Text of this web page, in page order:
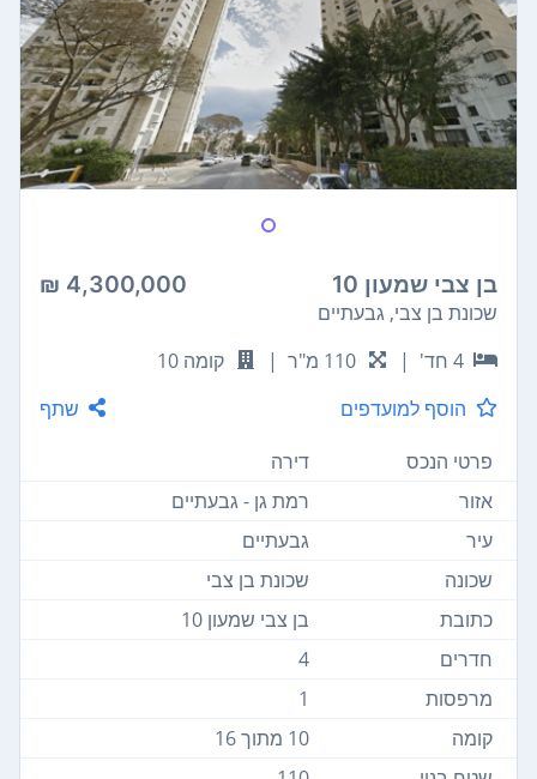
בן צבי שמעון 10 4,300,000 ₪
שכונת בן צבי, גבעתיים
4 חד'
| 110 מ"ר |
קומה 10
הוסף למועדפים
שתף
פרטי הנכס
דירה
אזור
רמת גן - גבעתיים
עיר
גבעתיים
שכונה
שכונת בן צבי
כתובת
בן צבי שמעון 10
חדרים
4
מרפסות
1
קומה
10 מתוך 16